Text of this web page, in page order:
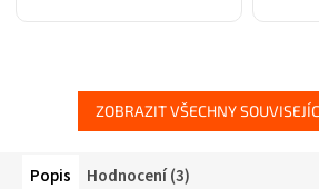
ZOBRAZIT VŠECHNY
Popis Hodnocení (3)